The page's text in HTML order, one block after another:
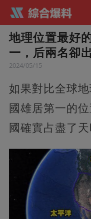
地理位置最好
一，后兩名卻
2024/05/15
如果對比全球
國雄居第一的
國確實占盡了天